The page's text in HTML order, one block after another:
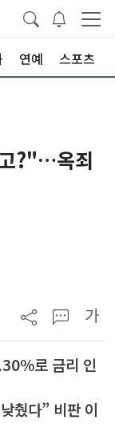
연예 스포츠
?"…옥죄
가
로 금리 인
췄다” 비판 이